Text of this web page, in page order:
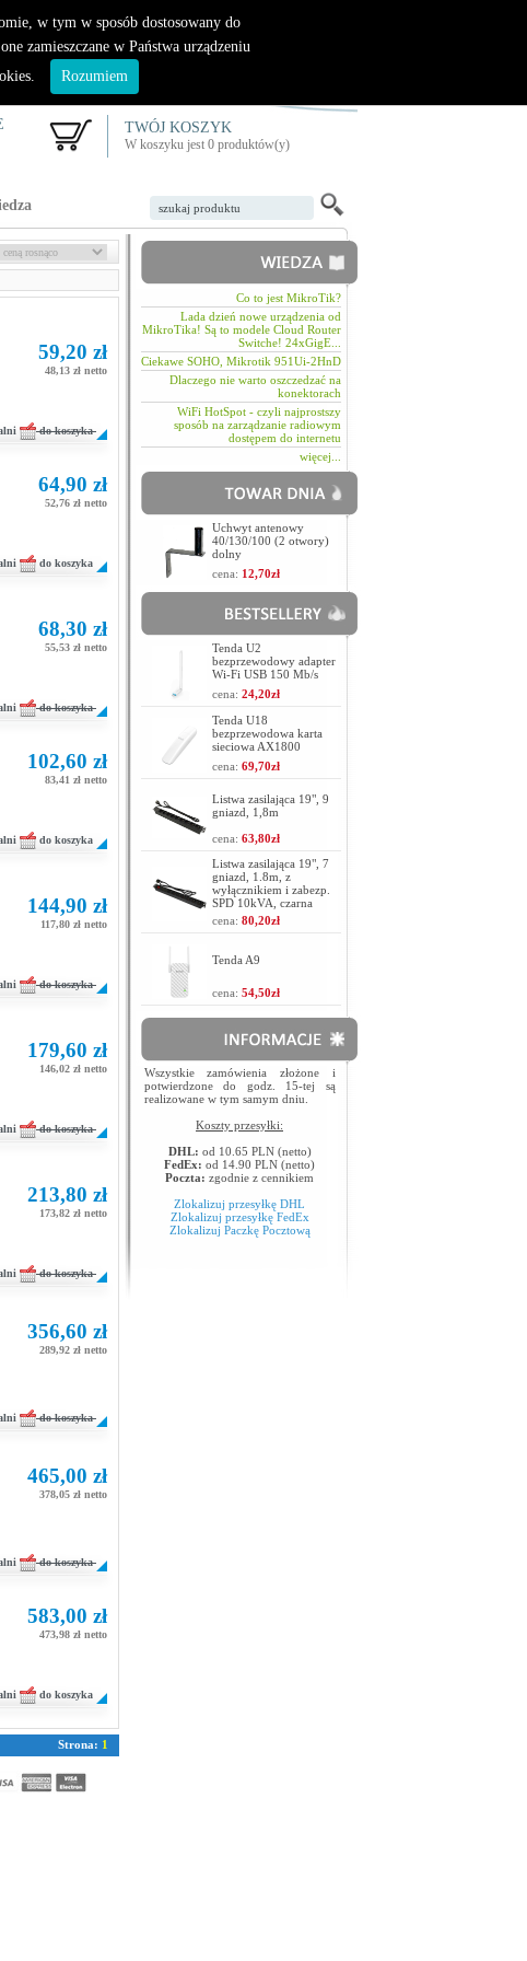
TWÓJ KOSZYK
W koszyku jest 0 produktów(y)
59,20 zł
48,13 zł netto
do koszyka
64,90 zł
52,76 zł netto
do koszyka
68,30 zł
55,53 zł netto
do koszyka
102,60 zł
83,41 zł netto
do koszyka
144,90 zł
117,80 zł netto
do koszyka
179,60 zł
146,02 zł netto
do koszyka
213,80 zł
173,82 zł netto
do koszyka
356,60 zł
289,92 zł netto
do koszyka
465,00 zł
378,05 zł netto
do koszyka
583,00 zł
473,98 zł netto
do koszyka
Strona: 1
Co to jest MikroTik?
Lada dzień nowe urządzenia od
MikroTika! Są to modele Cloud Router
Switche! 24xGigE...
Ciekawe SOHO, Mikrotik 951Ui-2HnD
Dlaczego nie warto oszczedzać na
konektorach
WiFi HotSpot - czyli najprostszy
sposób na zarządzanie radiowym
dostępem do internetu
więcej...
Uchwyt antenowy
40/130/100 (2 otwory)
dolny
cena: 12,70zł
Tenda U2
bezprzewodowy adapter
Wi-Fi USB 150 Mb/s
cena: 24,20zł
Tenda U18
bezprzewodowa karta
sieciowa AX1800
cena: 69,70zł
Listwa zasilająca 19", 9
gniazd, 1,8m
cena: 63,80zł
Listwa zasilająca 19", 7
gniazd, 1.8m, z
wyłącznikiem i zabezp.
SPD 10kVA, czarna
cena: 80,20zł
Tenda A9
cena: 54,50zł
Wszystkie zamówienia złożone i
potwierdzone do godz. 15-tej są
realizowane w tym samym dniu.
Koszty przesyłki:
DHL: od 10.65 PLN (netto)
FedEx: od 14.90 PLN (netto)
Poczta: zgodnie z cennikiem
Zlokalizuj przesyłkę DHL
Zlokalizuj przesyłkę FedEx
Zlokalizuj Paczkę Pocztową
w tym w sposób dostosowany do
zamieszczane w Państwa urządzeniu
Rozumiem